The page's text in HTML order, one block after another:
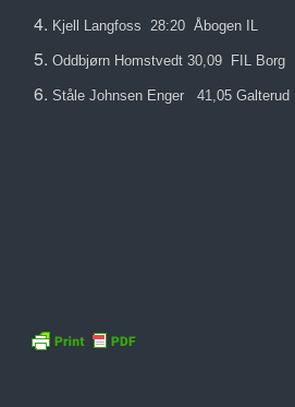
Kjell Langfoss 28:20 Åbogen IL
Oddbjørn Homstvedt 30,09 FIL Borg
Ståle Johnsen Enger 41,05 Galterud